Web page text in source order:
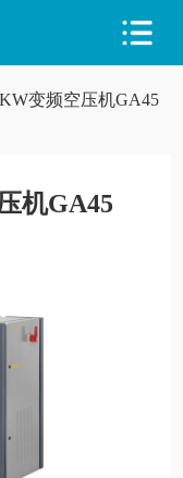
变频空压机GA45
机GA45